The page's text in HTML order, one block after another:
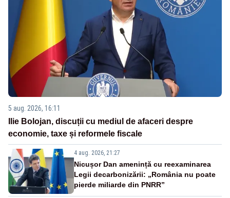
5 aug. 2026, 16:11
Ilie Bolojan, discuții cu mediul de afaceri despre
economie, taxe și reformele fiscale
4 aug. 2026, 21:27
Nicușor Dan amenință cu reexaminarea
Legii decarbonizării: „România nu poate
pierde miliarde din PNRR”